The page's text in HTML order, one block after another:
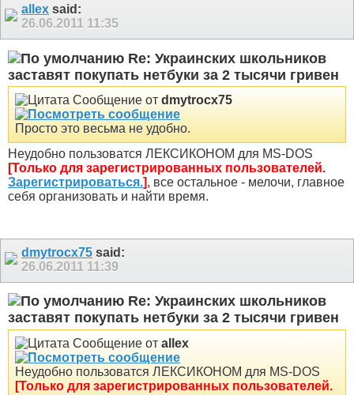
allex said:
26.06.2011 11:35
Re: Украинских школьников
заставят покупать нетбуки за 2 тысячи гривен
Сообщение от dmytrocx75
Просто это весьма не удобно.
Неудобно пользоватся ЛЕКСИКОНОМ для MS-DOS
[Только для зарегистрированных пользователей.
Зарегистрироваться.], все остальное - мелочи, главное
себя организовать и найти время.
dmytrocx75 said:
26.06.2011 11:39
Re: Украинских школьников
заставят покупать нетбуки за 2 тысячи гривен
Сообщение от allex
Неудобно пользоватся ЛЕКСИКОНОМ для MS-DOS
[Только для зарегистрированных пользователей.